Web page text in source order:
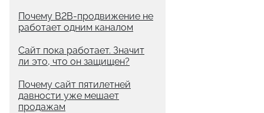
Почему B2B-продвижение не
работает одним каналом
Сайт пока работает. Значит
ли это, что он защищен?
Почему сайт пятилетней
давности уже мешает
продажам